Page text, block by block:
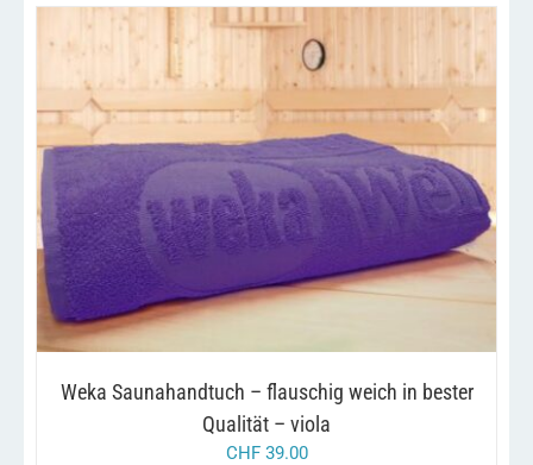
IN DEN WARENKORB / DETAILS
Weka Saunahandtuch – flauschig weich in bester
Qualität – viola
CHF39.00